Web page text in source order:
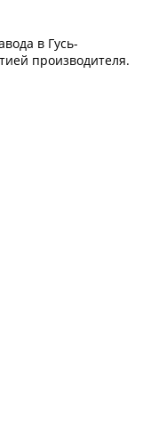
в Гусь-
производителя.